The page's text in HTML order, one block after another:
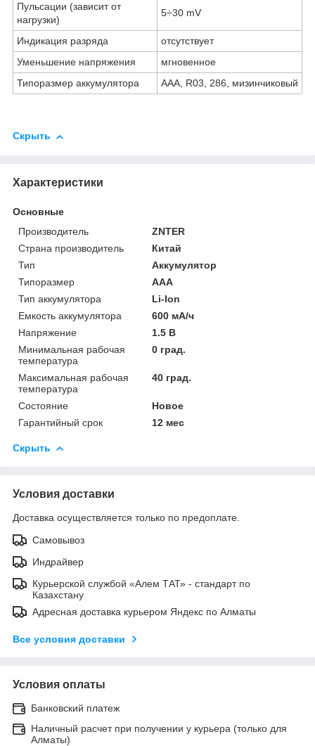
Пульсации (зависит от
нагрузки)
5÷30 mV
Индикация разряда
отсутствует
Уменьшение напряжения
мгновенное
Типоразмер аккумулятора
AAA, R03, 286, мизинчиковый
Скрыть
Характеристики
Основные
Производитель
ZNTER
Страна производитель
Китай
Тип
Аккумулятор
Типоразмер
AAA
Тип аккумулятора
Li-Ion
Емкость аккумулятора
600 мА/ч
Напряжение
1.5 В
Минимальная рабочая
температура
0 град.
Максимальная рабочая
температура
40 град.
Состояние
Новое
Гарантийный срок
12 мес
Скрыть
Условия доставки
Доставка осуществляется только по предоплате.
Самовывоз
Индрайвер
Курьерской службой «Алем ТАТ» - стандарт по
Казахстану
Адресная доставка курьером Яндекс по Алматы
Все условия доставки
Условия оплаты
Банковский платеж
Наличный расчет при получении у курьера (только для
Алматы)